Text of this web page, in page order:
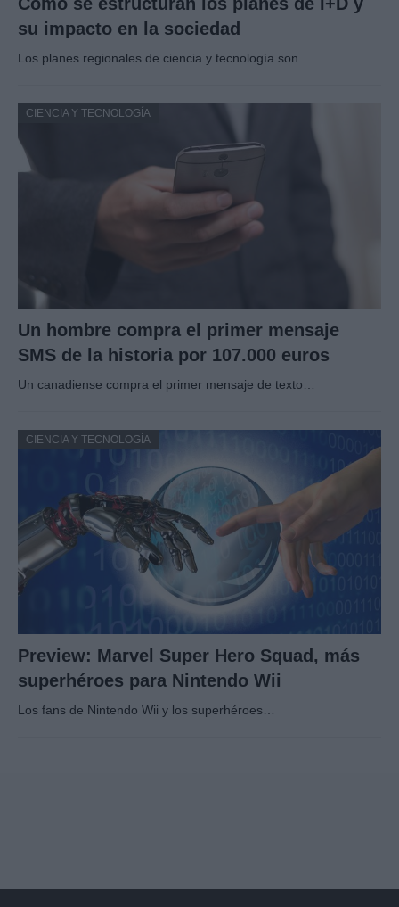
su impacto en la sociedad
Los planes regionales de ciencia y tecnología son…
CIENCIA Y TECNOLOGÍA
Un hombre compra el primer mensaje
SMS de la historia por 107.000 euros
Un canadiense compra el primer mensaje de texto…
CIENCIA Y TECNOLOGÍA
Preview: Marvel Super Hero Squad, más
superhéroes para Nintendo Wii
Los fans de Nintendo Wii y los superhéroes…